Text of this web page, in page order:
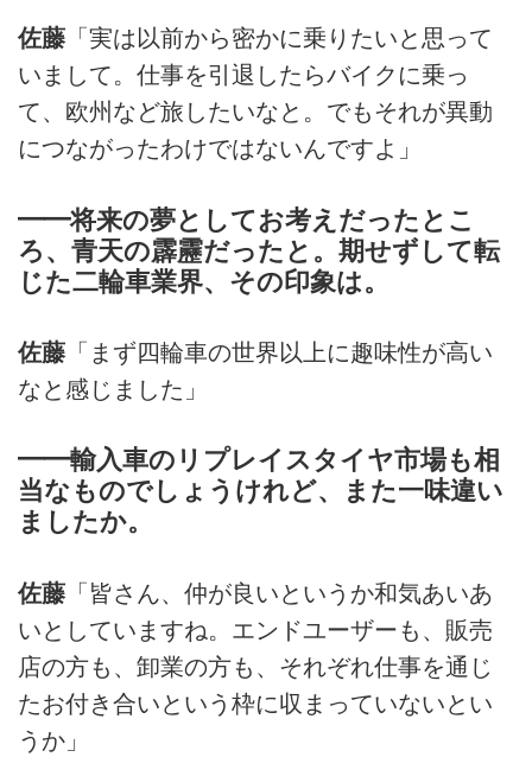
佐藤 「実は以前から密かに乗りたいと思って
いまして。仕事を引退したらバイクに乗っ
て、欧州など旅したいなと。でもそれが異動
につながったわけではないんですよ」
━━将来の夢としてお考えだったとこ
ろ、青天の霹靂だったと。期せずして転
じた二輪車業界、その印象は。
佐藤 「まず四輪車の世界以上に趣味性が高い
なと感じました」
━━輸入車のリプレイスタイヤ市場も相
当なものでしょうけれど、また一味違い
ましたか。
佐藤 「皆さん、仲が良いというか和気あいあ
いとしていますね。エンドユーザーも、販売
店の方も、卸業の方も、それぞれ仕事を通じ
たお付き合いという枠に収まっていないとい
うか」